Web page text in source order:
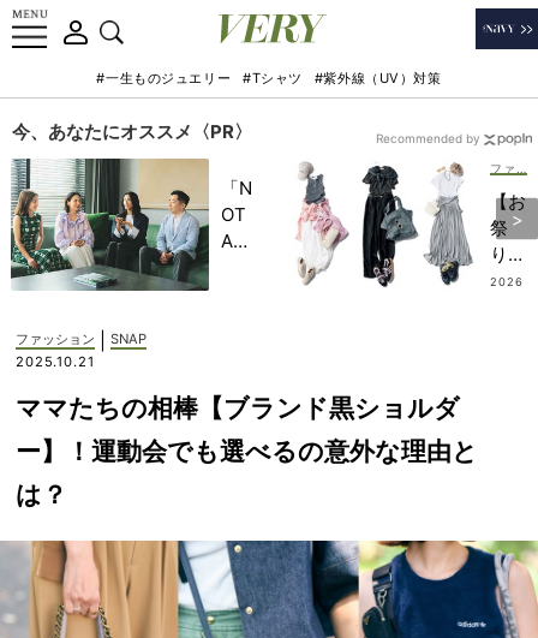
#一生ものジュエリー #Tシャツ #紫外線（UV）対策
今、あなたにオススメ〈PR〉
「N
OT
A
記憶
に一
生残
家族
旅】
を
【お
祭
り、
レジ
先別
コー
デ』
５人
2026
Recommended by
ファッション
SNAP
2025.10.21
ママたちの相棒【ブランド黒ショルダ
ー】！運動会でも選べるの意外な理由と
は？